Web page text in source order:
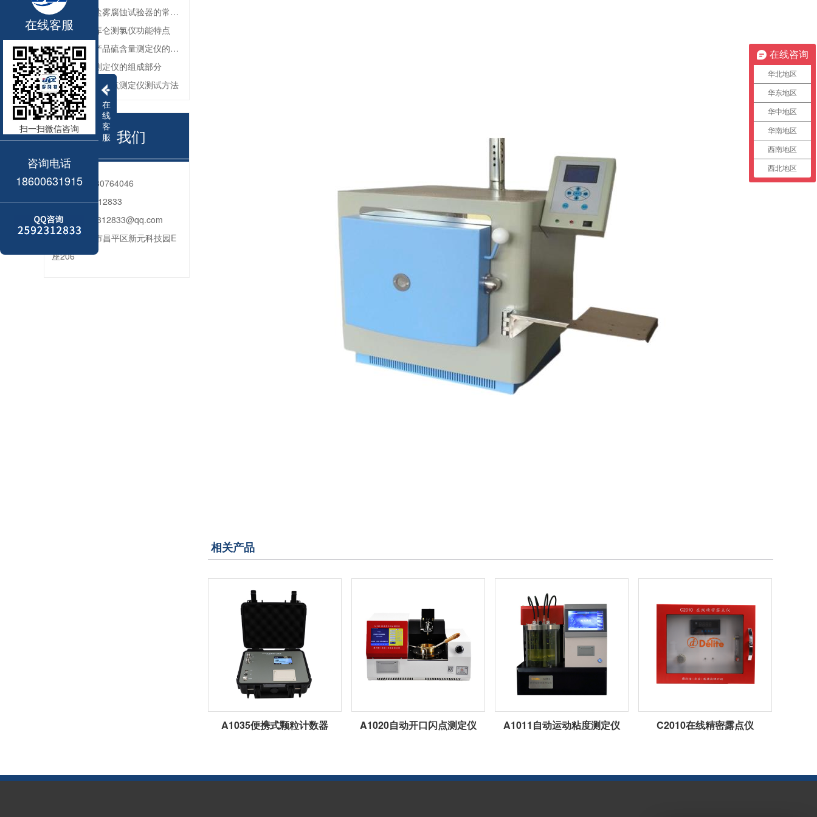
相关产品
A1035便携式颗粒计数器 A1020自动开口闪点测定仪 A1011自动运动粘度测定仪 C2010在线精密露点仪
防锈油脂盐雾腐蚀试验器的常见故障与解决方法
全自动微库仑测氯仪功能特点
深色石油产品硫含量测定仪的工作环境要求
油品色度测定仪的组成部分
石油产品苯胺点测定仪测试方法
联系我们
电话：010-80764046
QQ：2592312833
邮箱：
2592312833@qq.com
地址：北京市昌平区新元科技园E
座206
在
线
客
服
在线客服
扫一扫微信咨询
咨询电话
18600631915
在线咨询
华北地区
华东地区
华中地区
华南地区
西南地区
西北地区